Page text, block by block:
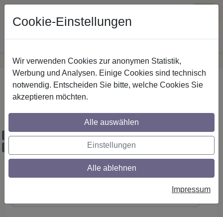
Günstige Versandkosteninnerhalb Österreichs· Sichere Zahlung
Startseite
IL-Stilg. 16 mm 1-lfg. Sinux Puros 520 cm
Edelst.-O.
Maßzuschnitt möglich
Cookie-Einstellungen
Wir verwenden Cookies zur anonymen Statistik,
Werbung und Analysen. Einige Cookies sind technisch
notwendig. Entscheiden Sie bitte, welche Cookies Sie
akzeptieren möchten.
Alle auswählen
Einstellungen
Alle ablehnen
Impressum